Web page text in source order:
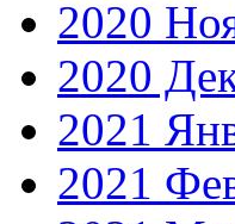
2020
2020
2021
2021